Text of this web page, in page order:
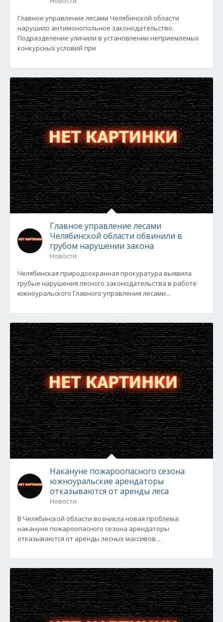
Главное управление лесами Челябинской области
нарушило антимонопольное законодательство.
Подразделение уличили в установлении неприемлемых
конкурсных условий при
Главное управление лесами
Челябинской области обвинили в
грубом нарушении закона
Новости
Челябинская природоохранная прокуратура выявила
грубые нарушения лесного законодательства в работе
южноуральского Главного управления лесами...
Накануне пожароопасного сезона
южноуральские арендаторы
отказываются от аренды леса
Новости
В Челябинской области возникла новая проблема:
накануне пожароопасного сезона арендаторы
отказываются от аренды лесных массивов...